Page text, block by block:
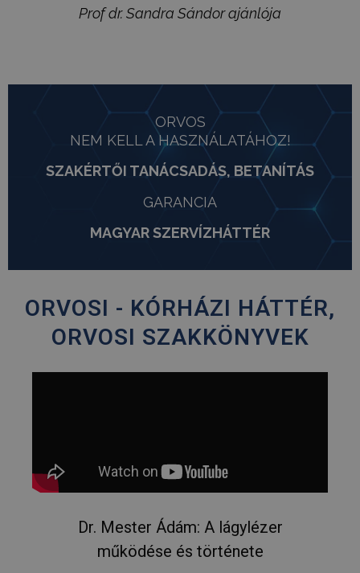
Prof dr. Sandra Sándor ajánlója
ORVOS
NEM KELL A HASZNÁLATÁHOZ!
SZAKÉRTŐI TANÁCSADÁS, BETANÍTÁS
GARANCIA
MAGYAR SZERVÍZHÁTTÉR
ORVOSI - KÓRHÁZI HÁTTÉR,
ORVOSI SZAKKÖNYVEK
Dr. Mester Ádám: A lágylézer
működése és története